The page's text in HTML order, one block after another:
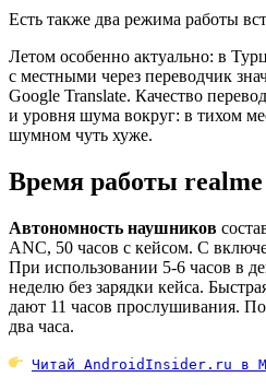
Есть также два режима работы
Летом особенно актуально: в
с местными через переводчик
Google Translate. Качество
и уровня шума вокруг: в тихом
шумном чуть хуже.
Время работы
Автономность наушников
ANC, 50 часов с кейсом. С
При использовании 5-6 часов в
неделю без зарядки кейса.
дают 11 часов прослушивания.
два часа.
Читай AndroidInsider.ru в